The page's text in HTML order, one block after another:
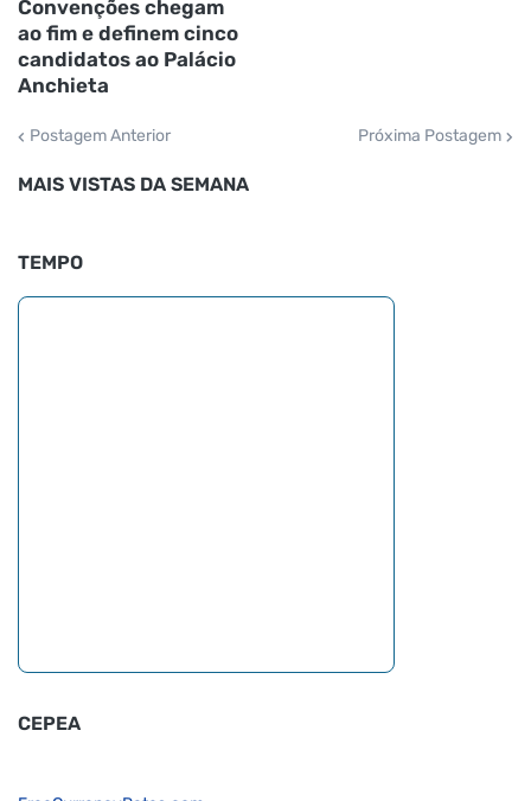
Convenções chegam
ao fim e definem cinco
candidatos ao Palácio
Anchieta
Postagem Anterior Próxima Postagem
MAIS VISTAS DA SEMANA
TEMPO
CEPEA